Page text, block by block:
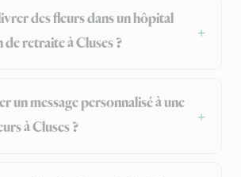
des fleurs dans un hôpital
de retraite à Cluses ?
un message personnalisé à une
à Cluses ?